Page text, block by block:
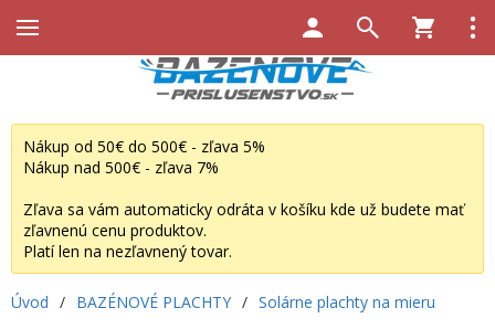
Nákup od 50€ do 500€ - zľava 5%
Nákup nad 500€ - zľava 7%
Zľava sa vám automaticky odráta v košíku kde už budete mať
zľavnenú cenu produktov.
Platí len na nezľavnený tovar.
Úvod / BAZÉNOVÉ PLACHTY / Solárne plachty na mieru